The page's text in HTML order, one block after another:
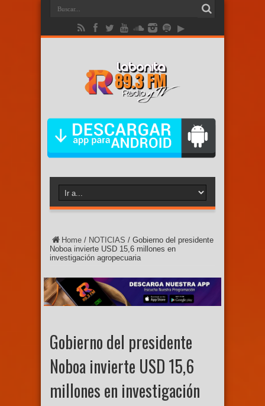
Home / NOTICIAS / Gobierno del presidente
Noboa invierte USD 15,6 millones en
investigación agropecuaria
Gobierno del presidente
Noboa invierte USD 15,6
millones en investigación